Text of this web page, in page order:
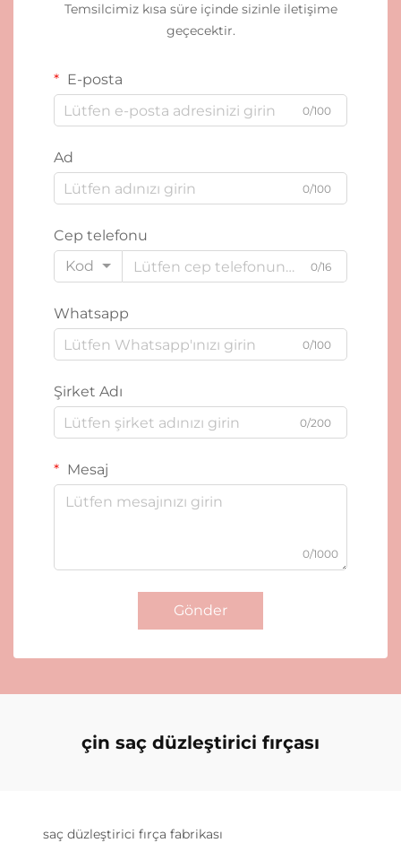
Temsilcimiz kısa süre içinde sizinle iletişime
geçecektir.
E-posta
0/100
Ad
0/100
Cep telefonu
Kod
0/16
Whatsapp
0/100
Şirket Adı
0/200
Mesaj
0/1000
Gönder
çin saç düzleştirici fırçası
saç düzleştirici fırça fabrikası